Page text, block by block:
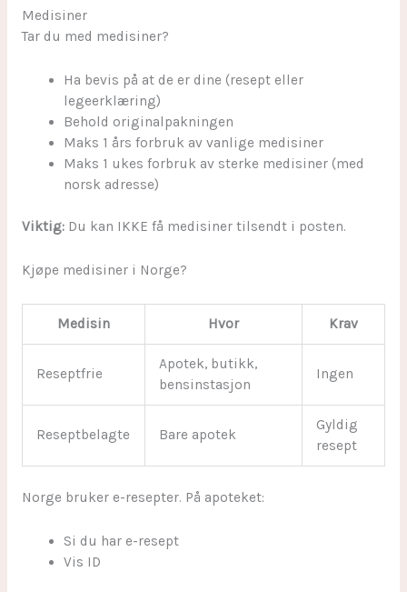
Medisiner
Tar du med medisiner?
Ha bevis på at de er dine (resept eller
legeerklæring)
Behold originalpakningen
Maks 1 års forbruk av vanlige medisiner
Maks 1 ukes forbruk av sterke medisiner (med
norsk adresse)
Viktig:Du kan IKKE få medisiner tilsendt i posten.
Kjøpe medisiner i Norge?
Medisin Hvor Krav
Reseptfrie
Apotek, butikk,
bensinstasjon
Ingen
Reseptbelagte Bare apotek
Gyldig
resept
Norge bruker e-resepter. På apoteket:
Si du har e-resept
Vis ID